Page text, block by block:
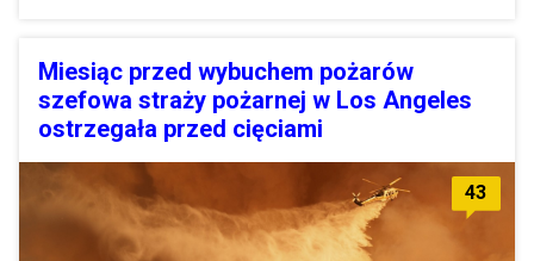
Miesiąc przed wybuchem pożarów
szefowa straży pożarnej w Los Angeles
ostrzegała przed cięciami
43